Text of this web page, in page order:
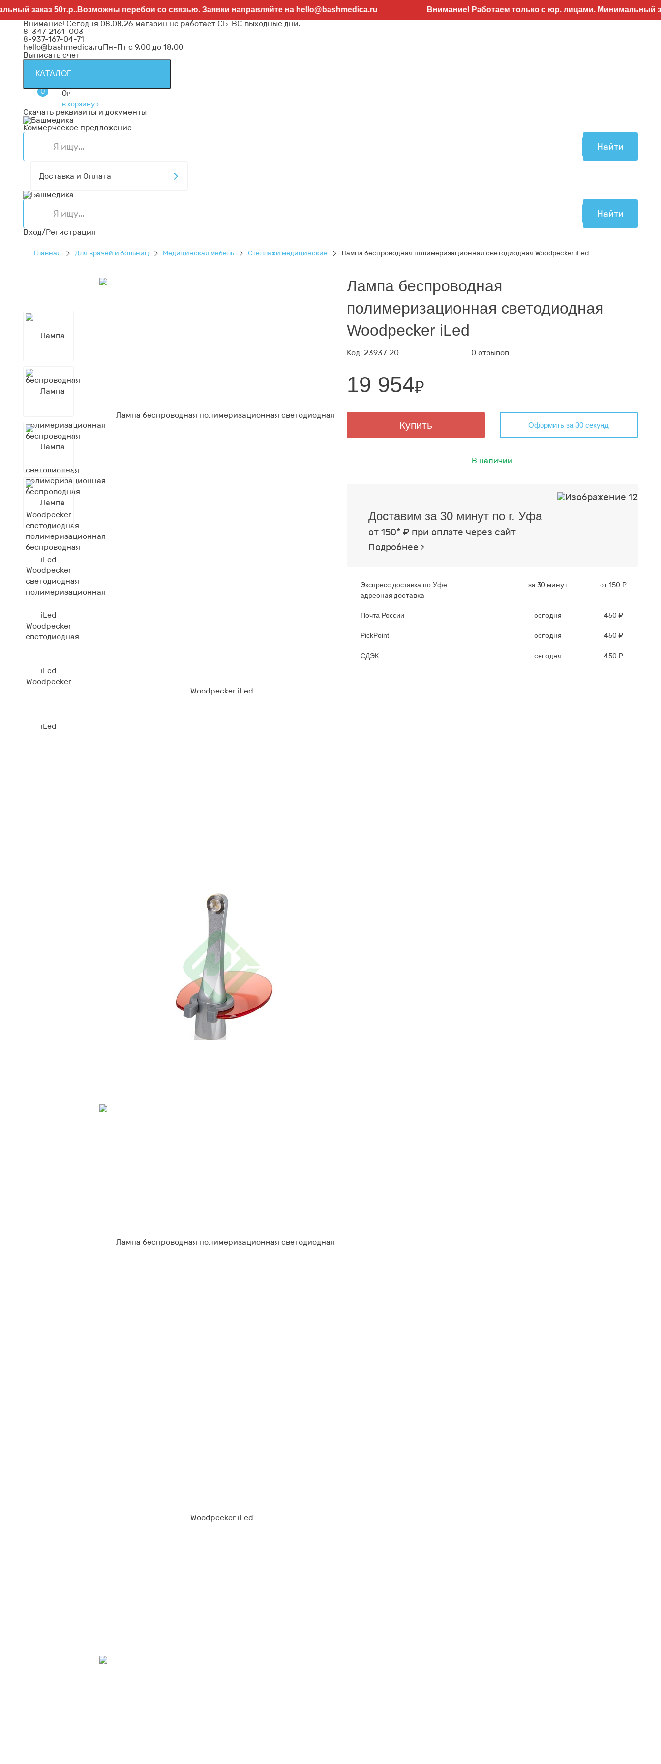
50т.р..Возможны перебои со связью. Заявки направляйте наhello@bashmedica.ru Внимание! Работаем только с юр. лицами. Минимальный заказ
Внимание! Сегодня 08.08.26 магазин не работает СБ-ВС выходные дни.
8-347-2161-003
8-937-167-04-71
hello@bashmedica.ruПн-Пт с 9.00 до 18.00
Выписать счет
КАТАЛОГ
0 0₽
в корзину›
Скачать реквизиты и документы
Коммерческое предложение
Найти
Доставка и Оплата
Найти
Вход/Регистрация
Главная Для врачей и больниц Медицинская мебель Стеллажи медицинские Лампа беспроводная полимеризационная светодиодная Woodpecker iLed
Лампа беспроводная
полимеризационная светодиодная
Woodpecker iLed
Код: 23937-20 0 отзывов
19 954₽
Купить Оформить за 30 секунд
В наличии
Доставим за 30 минут по г. Уфа
от 150* ₽ при оплате через сайт
Подробнее ›
Экспресс доставка по Уфе
адресная доставка
за 30 минут от 150 ₽
Почта России сегодня 450 ₽
PickPoint сегодня 450 ₽
СДЭК сегодня 450 ₽